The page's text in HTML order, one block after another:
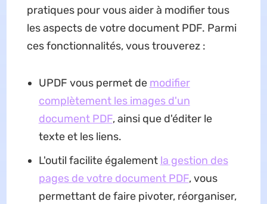
pratiques pour vous aider à modifier tous
les aspects de votre document PDF. Parmi
ces fonctionnalités, vous trouverez :
UPDF vous permet de modifier
complètement les images d'un
document PDF, ainsi que d'éditer le
texte et les liens.
L'outil facilite également la gestion des
pages de votre document PDF, vous
permettant de faire pivoter, réorganiser,